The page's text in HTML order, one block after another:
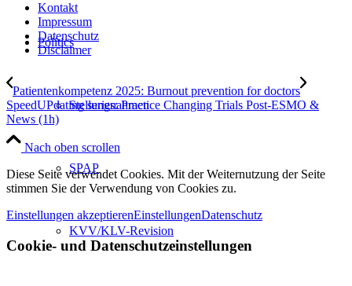
Politics
Stellungnahmen
SPAP
KVV/KLV-Revision
Kontakt
Impressum
Datenschutz
Disclaimer
Patientenkompetenz 2025: Burnout prevention for doctors
SpeedUPdating series: Practice Changing Trials Post-ESMO &
News (1h)
Nach oben scrollen
Diese Seite verwendet Cookies. Mit der Weiternutzung der Seite
stimmen Sie der Verwendung von Cookies zu.
Einstellungen akzeptierenEinstellungenDatenschutz
Cookie- und Datenschutzeinstellungen